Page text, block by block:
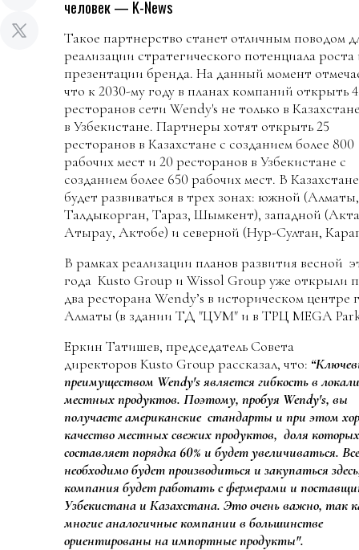
Такое партнерство станет отличным поводом
реализации стратегического потенциала роста
презентации бренда. На данный момент
что к 2030-му году в планах компаний открыть
ресторанов сети Wendy's не только в
в Узбекистане. Партнеры хотят открыть 25
ресторанов в Казахстане с созданием более 800
рабочих мест и 20 ресторанов в Узбекистане с
созданием более 650 рабочих мест. В
будет развиваться в трех зонах: южной (Алматы,
Талдыкорган, Тараз, Шымкент), западной
Атырау, Актобе) и северной (Нур-Султан,
В рамках реализации планов развития весной
года Kusto Group и Wissol Group уже открыли
два ресторана Wendy’s в историческом центре
Алматы (в здании ТД "ЦУМ" и в ТРЦ MEGA
Еркин Татишев, председатель Совета
директоров Kusto Group рассказал, что:
преимуществом Wendy's является гибкость в
местных продуктов. Поэтому, пробуя Wendy's, вы
получаете американские стандарты и при этом
качество местных свежих продуктов, доля которых
составляет порядка 60% и будет увеличиваться.
необходимо будет производиться и закупаться
компания будет работать с фермерами и
Узбекистана и Казахстана. Это очень важно, так
многие аналогичные компании в большинстве
ориентированы на импортные продукты".